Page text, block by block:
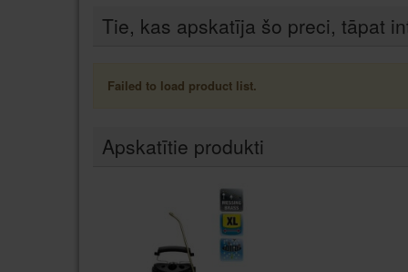
Tie, kas apskatīja šo preci, tāpat
Failed to load product list.
Apskatītie produkti